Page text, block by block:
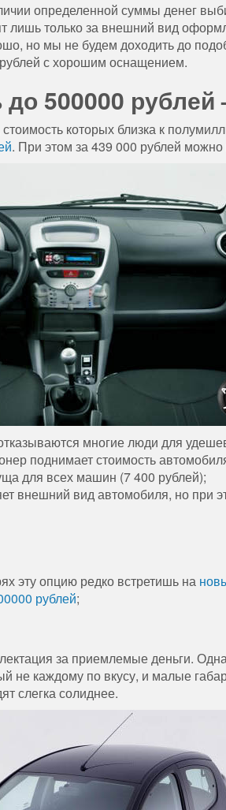
определенной суммы денег
лишь только за внешний вид
но мы не будем доходить до
с хорошим оснащением.
500000 рублей
которых близка к
. При этом за 439 000 рублей
многие люди для
поднимает стоимость
для всех машин (7 400 рублей);
внешний вид автомобиля, но при
эту опцию редко встретишь на
рублей;
за приемлемые деньги.
не каждому по вкусу, и малые
слегка солиднее.